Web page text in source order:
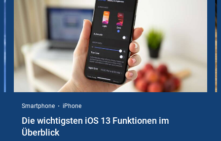
Smartphone iPhone
Die wichtigsten iOS 13 Funktionen im
Überblick